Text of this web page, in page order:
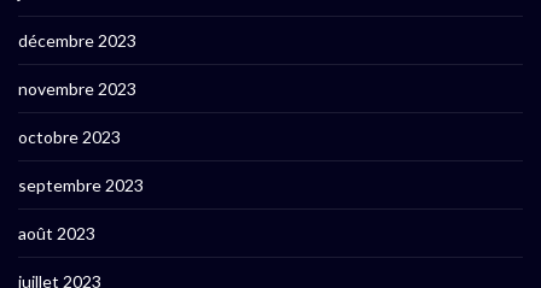
décembre 2023
novembre 2023
octobre 2023
septembre 2023
août 2023
juillet 2023